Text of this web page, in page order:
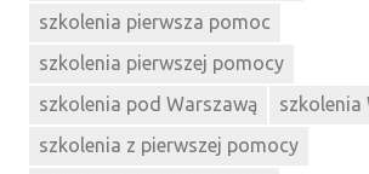
szkolenia pierwsza pomoc
szkolenia pierwszej pomocy
szkolenia pod Warszawą
szkolenia
szkolenia z pierwszej pomocy